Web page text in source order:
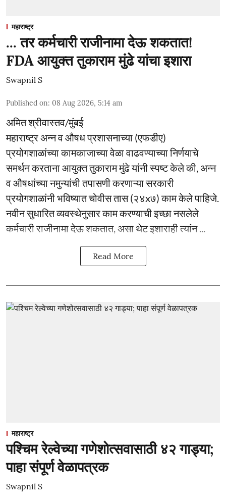
महाराष्ट्र
... तर कर्मचारी राजीनामा देऊ शकतात!
FDA आयुक्त तुकाराम मुंढे यांचा इशारा
Swapnil S
Published on: 08 Aug 2026, 5:14 am
अमित श्रीवास्तव/मुंबई
महाराष्ट्र अन्न व औषध प्रशासनाच्या (एफडीए)
प्रयोगशाळांच्या कामकाजाच्या वेळा वाढवण्याच्या निर्णयाचे
समर्थन करताना आयुक्त तुकाराम मुंढे यांनी स्पष्ट केले की, अन्न
व औषधांच्या नमुन्यांची तपासणी करणाऱ्या सरकारी
प्रयोगशाळांनी भविष्यात चोवीस तास (२४x७) काम केले पाहिजे.
नवीन सुधारित व्यवस्थेनुसार काम करण्याची इच्छा नसलेले
कर्मचारी राजीनामा देऊ शकतात, असा थेट इशाराही त्यांन ...
Read More
महाराष्ट्र
पश्चिम रेल्वेच्या गणेशोत्सवासाठी ४२ गाड्या;
पाहा संपूर्ण वेळापत्रक
Swapnil S